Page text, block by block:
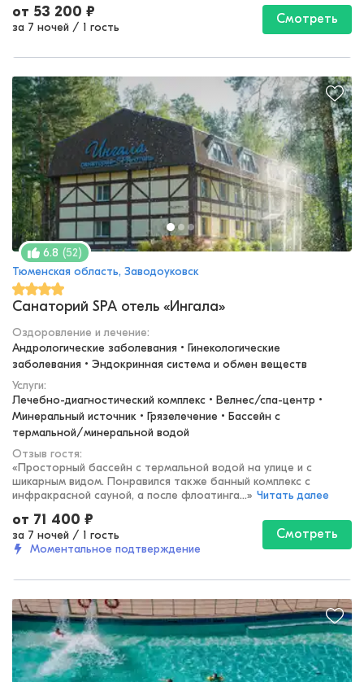
от 53 200 ₽
за 7 ночей / 1 гость
Смотреть
6.8 (52)
Тюменская область, Заводоуковск
Санаторий SPA отель «Ингала»
Оздоровление и лечение:
Андрологические заболевания • Гинекологические
заболевания • Эндокринная система и обмен веществ
Услуги:
Лечебно-диагностический комплекс • Велнес/спа-центр •
Минеральный источник • Грязелечение • Бассейн с
термальной/минеральной водой
Отзыв гостя:
«Просторный бассейн с термальной водой на улице и с
шикарным видом. Понравился также банный комплекс с
инфракрасной сауной, а после флоатинга...» Читать далее
от 71 400 ₽
за 7 ночей / 1 гость
Моментальное подтверждение
Смотреть